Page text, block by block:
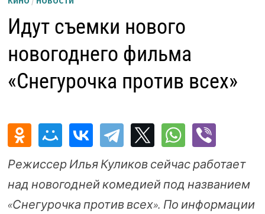
Идут съемки нового
новогоднего фильма
«Снегурочка против всех»
Режиссер Илья Куликов сейчас работает
над новогодней комедией под названием
«Снегурочка против всех». По информации